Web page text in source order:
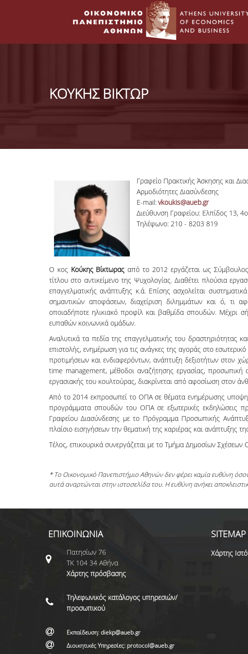
ΚΟΥΚΗΣ ΒΙΚΤΩΡ
Γραφείο Πρακτικής Άσκησης και
Αρμοδιότητες Διασύνδεσης
E-mail:vkoukis@aueb.gr
Διεύθυνση Γραφείου: Ελπίδος 13,
Τηλέφωνο: 210 - 8203 819
Ο κος Κούκης Βίκτωρας από το 2012 εργάζεται ως Σύμβουλος
τίτλου στο αντικείμενο της Ψυχολογίας. Διαθέτει πλούσια
επαγγελματικής ανάπτυξης κ.ά. Επίσης ασχολείται
σημαντικών αποφάσεων, διαχείριση διλημμάτων και ό, τι
οποιαδήποτε ηλικιακό προφίλ και βαθμίδα σπουδών. Μέχρι
ευπαθών κοινωνικά ομάδων.
Αναλυτικά τα πεδία της επαγγελματικής του δραστηριότητας
επιστολής, ενημέρωση για τις ανάγκες της αγοράς στο
προτιμήσεων και ενδιαφερόντων, ανάπτυξη δεξιοτήτων στον
time management, μέθοδοι αναζήτησης εργασίας, προσωπική
εργασιακής του κουλτούρας, διακρίνεται από αφοσίωση στον
Από το 2014 εκπροσωπεί το ΟΠΑ σε θέματα ενημέρωσης
προγράμματα σπουδών του ΟΠΑ σε εξωτερικές εκδηλώσεις
Γραφείου Διασύνδεσης με το Πρόγραμμα Προσωπικής
πλαίσιο εισηγήσεων την θεματική της καριέρας και
Τέλος, επικουρικά συνεργάζεται με το Τμήμα Δημοσίων
* Το Οικονομικό Πανεπιστήμιο Αθηνών δεν φέρει καμία ευθύνη
αυτά αναρτώνται στην ιστοσελίδα του. Η ευθύνη ανήκει
ΕΠΙΚΟΙΝΩΝΙΑ
Πατησίων 76
ΤΚ 104 34 Αθήνα
Χάρτης πρόσβασης
Τηλεφωνικός κατάλογος υπηρεσιών/
προσωπικού
Εκπαίδευση: diekp@aueb.gr
Διοικητικές Υπηρεσίες: protocol@aueb.gr
SITEMAP
Χάρτης